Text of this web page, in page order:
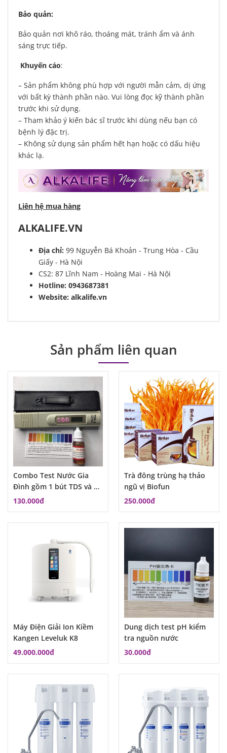
Bảo quản:
Bảo quản nơi khô ráo, thoáng mát, tránh ẩm và ánh
sáng trực tiếp.
Khuyến cáo:
– Sản phẩm không phù hợp với người mẫn cảm, dị ứng
với bất kỳ thành phần nào. Vui lòng đọc kỹ thành phần
trước khi sử dụng.
– Tham khảo ý kiến bác sĩ trước khi dùng nếu bạn có
bệnh lý đặc trị.
– Không sử dụng sản phẩm hết hạn hoặc có dấu hiệu
khác lạ.
Liên hệ mua hàng
ALKALIFE.VN
Địa chỉ: 99 Nguyễn Bá Khoản - Trung Hòa - Cầu
Giấy - Hà Nội
CS2: 87 Lĩnh Nam - Hoàng Mai - Hà Nội
Hotline: 0943687381
Website: alkalife.vn
Sản phẩm liên quan
Combo Test Nước Gia
Đình gồm 1 bút TDS và 1
lọ dung dịch đo PH
130.000đ
Trà đông trùng hạ thảo
ngũ vị Biofun
250.000đ
Máy Điện Giải Ion Kiềm
Kangen Leveluk K8
49.000.000đ
Dung dịch test pH kiểm
tra nguồn nước
30.000đ